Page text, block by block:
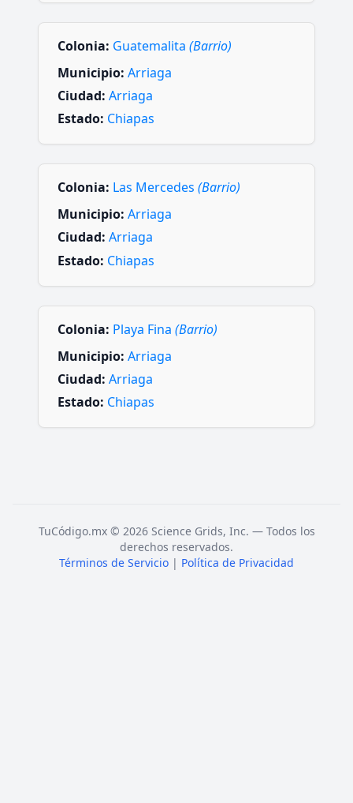
Colonia: Guatemalita (Barrio)
Municipio: Arriaga
Ciudad: Arriaga
Estado: Chiapas
Colonia: Las Mercedes (Barrio)
Municipio: Arriaga
Ciudad: Arriaga
Estado: Chiapas
Colonia: Playa Fina (Barrio)
Municipio: Arriaga
Ciudad: Arriaga
Estado: Chiapas
TuCódigo.mx © 2026 Science Grids, Inc. — Todos los
derechos reservados.
Términos de Servicio | Política de Privacidad